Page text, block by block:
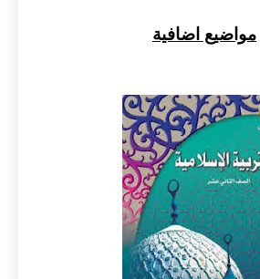
مواضيع اضافية